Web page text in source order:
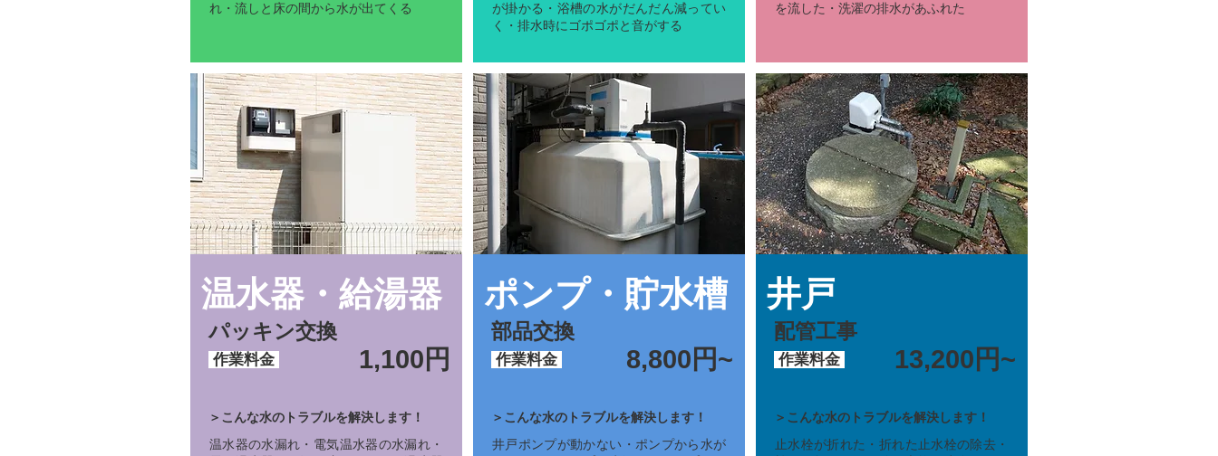
れ・流しと床の間から水が出てくる
温水器・給湯器
作業料金
パッキン交換
1,100円
＞こんな水のトラブルを解決します！
温水器の水漏れ・電気温水器の水漏れ・
が掛かる・浴槽の水がだんだん減ってい
く・排水時にゴポゴポと音がする
ポンプ・貯水槽
作業料金
部品交換
8,800円~
＞こんな水のトラブルを解決します！
井戸ポンプが動かない・ポンプから水が
を流した・洗濯の排水があふれた
井戸
作業料金
配管工事
13,200円~
＞こんな水のトラブルを解決します！
止水栓が折れた・折れた止水栓の除去・